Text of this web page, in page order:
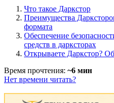
Что такое Даркстор
Преимущества
формата
Обеспечение
средств в дарксторах
Открываете Даркстор?
Время прочтения: ~6 мин
Нет времени читать?